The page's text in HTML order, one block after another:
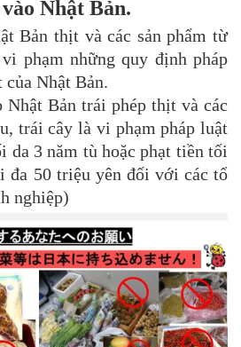
Nhật Bản.
Bản thịt và các sản phẩm từ
phạm những quy định pháp
Nhật Bản.
Nhật Bản trái phép thịt và các
trái cây là vi phạm pháp luật
da 3 năm tù hoặc phạt tiền tối
đa 50 triệu yên đối với các tổ
nghiệp)